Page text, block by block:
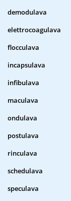
demodulava
elettrocoagulava
flocculava
incapsulava
infibulava
maculava
ondulava
postulava
rinculava
schedulava
speculava